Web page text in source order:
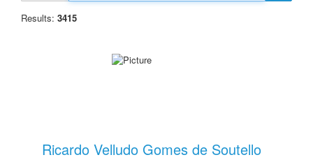
Results: 3415
Ricardo Velludo Gomes de Soutello